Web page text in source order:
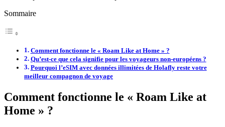
Sommaire
Comment fonctionne le « Roam Like at Home » ?
Qu’est-ce que cela signifie pour les voyageurs non-européens ?
Pourquoi l’eSIM avec données illimitées de Holafly reste votre
meilleur compagnon de voyage
Comment fonctionne le « Roam Like at
Home » ?